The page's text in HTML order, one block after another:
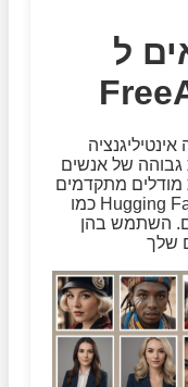
ל-
גבוהה של אנשים
מודלים מתקדמים
כמו Hugging Face ו-PyTorch, אנו יוצרים דמויות
השתמש בהן